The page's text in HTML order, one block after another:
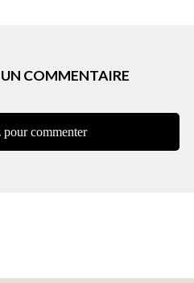
COMMENTAIRE
commenter